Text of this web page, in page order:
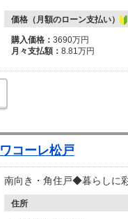
価格（月額のローン支払い）
購入価格： 3690万円
月々支払額： 8.81万円
ワコーレ松戸
南向き・角住戸◆暮らしに
住所